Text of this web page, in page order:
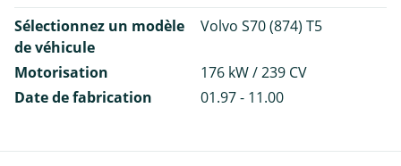
Sélectionnez un modèle
de véhicule
Volvo S70 (874) T5
Motorisation
176 kW / 239 CV
Date de fabrication
01.97 - 11.00